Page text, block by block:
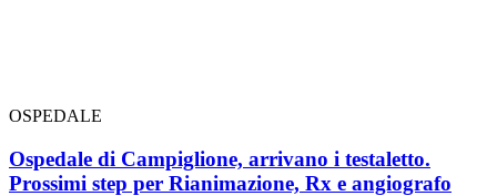
OSPEDALE
Ospedale di Campiglione, arrivano i testaletto.
Prossimi step per Rianimazione, Rx e angiografo